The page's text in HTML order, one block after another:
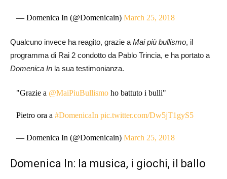
— Domenica In (@Domenicain)March 25, 2018
Qualcuno invece ha reagito, grazie a Mai più bullismo, il
programma di Rai 2 condotto da Pablo Trincia, e ha portato a
Domenica In la sua testimonianza.
"Grazie a @MaiPiuBullismo ho battuto i bulli"
Pietro ora a#DomenicaIn pic.twitter.com/Dw5jT1gyS5
— Domenica In (@Domenicain)March 25, 2018
Domenica In: la musica, i giochi, il ballo